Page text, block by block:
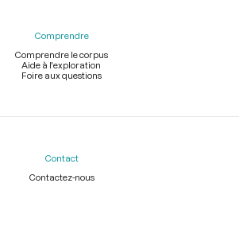
Comprendre
Comprendre le corpus
Aide à l'exploration
Foire aux questions
Contact
Contactez-nous